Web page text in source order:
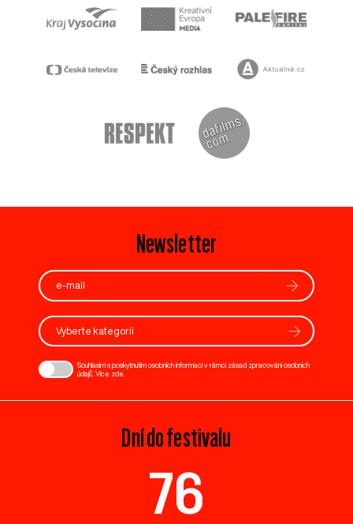
Newsletter
Vyberte kategorii
Souhlasím s poskytnutím osobních informací v rámci zásad zpracování osobních
údajů. Více zde
Dní do festivalu
76